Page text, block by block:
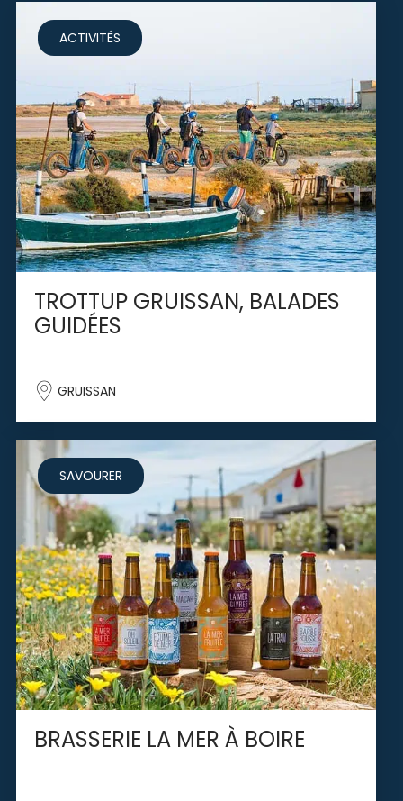
ACTIVITÉS
TROTTUP GRUISSAN, BALADES
GUIDÉES
GRUISSAN
SAVOURER
BRASSERIE LA MER À BOIRE